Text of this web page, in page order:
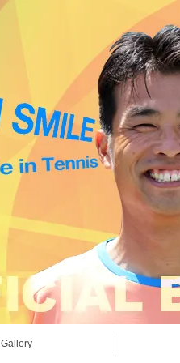
Gallery